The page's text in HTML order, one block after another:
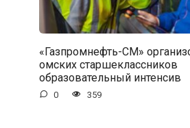
«Газпромнефть-СМ»
омских старшеклассников
образовательный интенсив
0 359